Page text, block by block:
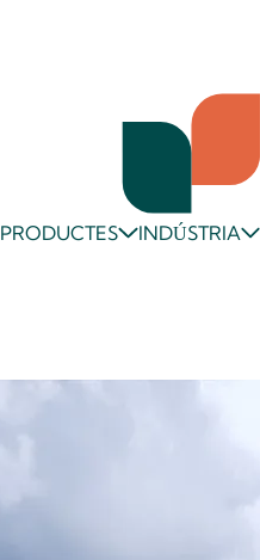
PRODUCTES INDÚSTRIA